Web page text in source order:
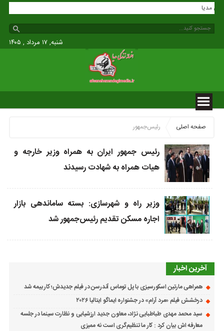
مدیا
شنبه, ۱۷ مرداد , ۱۴۰۵
صفحه اصلی رئیس‌جمهور
رئیس جمهور ایران به همراه وزیر خارجه و
هیات همراه به شهادت رسیدند
وزیر راه و شهرسازی: بسته ساماندهی بازار
اجاره مسکن تقدیم رئیس‌جمهور شد
آخرین اخبار
همراهی مارتین اسکورسیزی با پل توماس ٱندرسن در فیلم جدیدش؛ کار بیمه شد
درخشش فیلم «مرد آرام» در جشنواره ایماگو ایتالیا ۲۰۲۶
سید محمد مهدی طباطبایی نژاد، معاون جدید ارزشیابی و نظارت سینما در جلسه
معارفه اش بیان کرد : کار ما تنظیم‌گری است نه ممیزی